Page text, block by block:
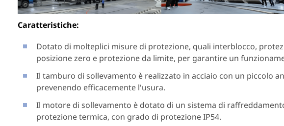
Caratteristiche:
Dotato di molteplici misure di protezione, quali interblocco,
posizione zero e protezione da limite, per garantire un
Il tamburo di sollevamento è realizzato in acciaio con un piccolo
prevenendo efficacemente l'usura.
Il motore di sollevamento è dotato di un sistema di
protezione termica, con grado di protezione IP54.